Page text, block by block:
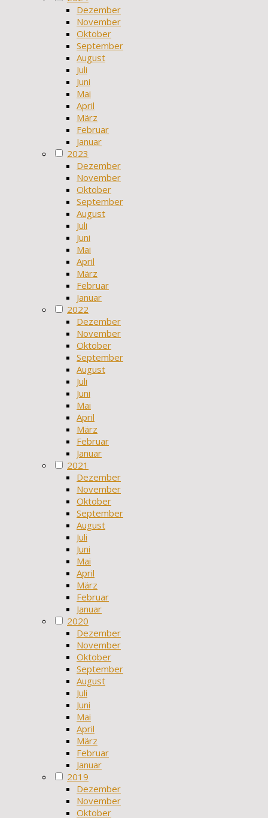
Dezember
November
Oktober
September
August
Juli
Juni
Mai
April
März
Februar
Januar
2023
Dezember
November
Oktober
September
August
Juli
Juni
Mai
April
März
Februar
Januar
2022
Dezember
November
Oktober
September
August
Juli
Juni
Mai
April
März
Februar
Januar
2021
Dezember
November
Oktober
September
August
Juli
Juni
Mai
April
März
Februar
Januar
2020
Dezember
November
Oktober
September
August
Juli
Juni
Mai
April
März
Februar
Januar
2019
Dezember
November
Oktober